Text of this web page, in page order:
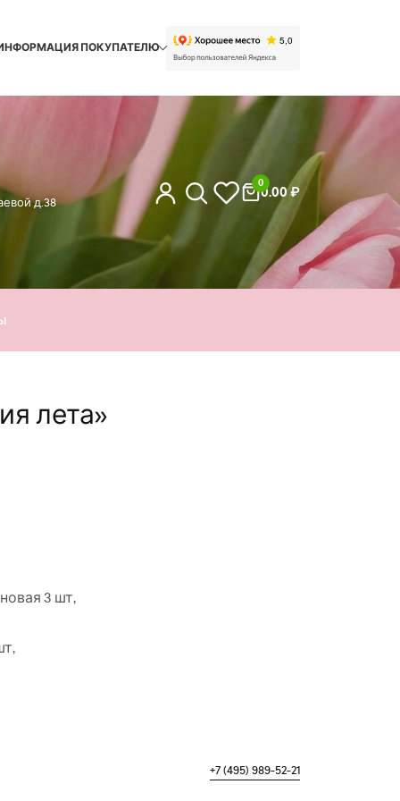
ПОКУПАТЕЛЮ
д.38
0
0.00₽
лета»
3 шт,
+7 (495) 989-52-21